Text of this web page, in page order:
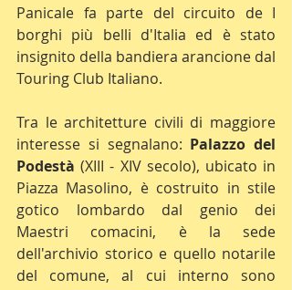
Panicale fa parte del circuito de I
borghi più belli d'Italia ed è stato
insignito della bandiera arancione dal
Touring Club Italiano.
Tra le architetture civili di maggiore
interesse si segnalano: Palazzo del
Podestà (XIII - XIV secolo), ubicato in
Piazza Masolino, è costruito in stile
gotico lombardo dal genio dei
Maestri comacini, è la sede
dell'archivio storico e quello notarile
del comune, al cui interno sono